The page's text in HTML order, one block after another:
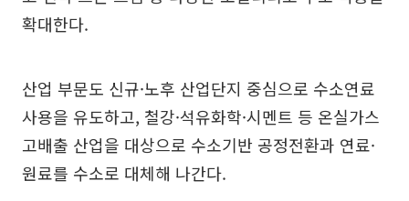
확대한다.
산업 부문도 신규·노후 산업단지 중심으로 수소연료
사용을 유도하고, 철강·석유화학·시멘트 등 온실가스
고배출 산업을 대상으로 수소기반 공정전환과 연료·
원료를 수소로 대체해 나간다.